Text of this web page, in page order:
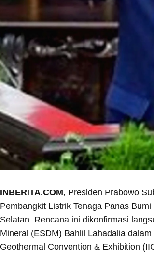
INBERITA.COM, Presiden Prabowo
Pembangkit Listrik Tenaga Panas
Selatan. Rencana ini dikonfirmasi
Mineral (ESDM) Bahlil Lahadalia
Geothermal Convention & Exhibition